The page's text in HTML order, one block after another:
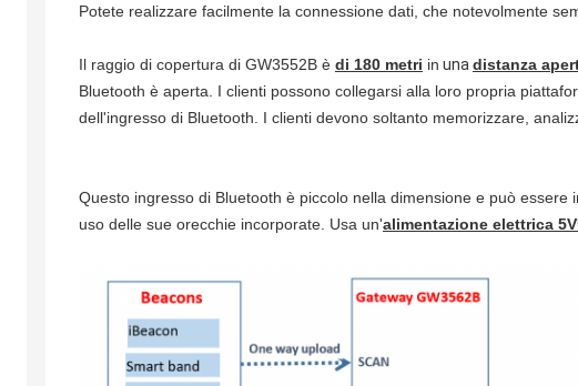
Potete realizzare facilmente la connessione dati, che notevolmente
Il raggio di copertura di GW3552B è di 180 metri in unadistanza
Bluetooth è aperta. I clienti possono collegarsi alla loro propria
dell'ingresso di Bluetooth. I clienti devono soltanto memorizzare,
Questo ingresso di Bluetooth è piccolo nella dimensione e può
uso delle sue orecchie incorporate. Usa un'alimentazione elettrica